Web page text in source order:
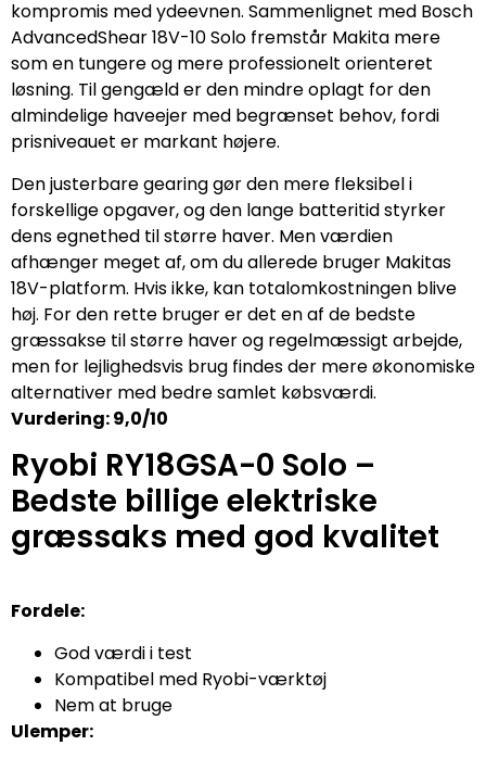
kompromis med ydeevnen. Sammenlignet med Bosch
AdvancedShear 18V-10 Solo fremstår Makita mere
som en tungere og mere professionelt orienteret
løsning. Til gengæld er den mindre oplagt for den
almindelige haveejer med begrænset behov, fordi
prisniveauet er markant højere.
Den justerbare gearing gør den mere fleksibel i
forskellige opgaver, og den lange batteritid styrker
dens egnethed til større haver. Men værdien
afhænger meget af, om du allerede bruger Makitas
18V-platform. Hvis ikke, kan totalomkostningen blive
høj. For den rette bruger er det en af de bedste
græssakse til større haver og regelmæssigt arbejde,
men for lejlighedsvis brug findes der mere økonomiske
alternativer med bedre samlet købsværdi.
Vurdering: 9,0/10
Ryobi RY18GSA-0 Solo –
Bedste billige elektriske
græssaks med god kvalitet
Fordele:
God værdi i test
Kompatibel med Ryobi-værktøj
Nem at bruge
Ulemper: